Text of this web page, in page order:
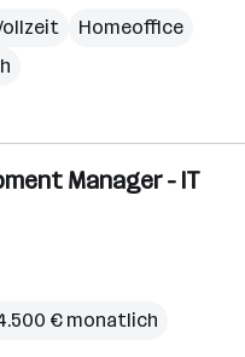
Homeoffice
Manager - IT
€ monatlich